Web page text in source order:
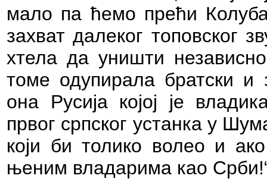
мало па ћемо прећи
захват далеког топовског
хтела да уништи
томе одупирала братски и
она Русија којој је
првог српског устанка у
који би толико волео и
њеним владарима као